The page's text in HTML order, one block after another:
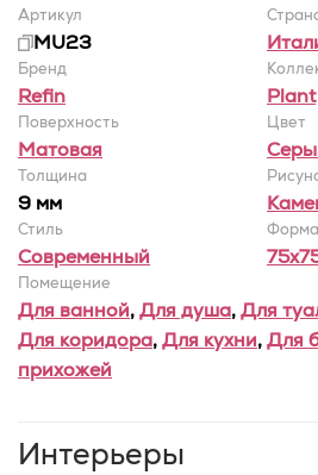
Артикул
MU23
Бренд
Refin Plant
Поверхность
Матовая
Цвет
Толщина
9 мм
Стиль
Современный
Помещение
Для ванной,Для душа,Для
Для коридора,Для кухни,Для
прихожей
Интерьеры